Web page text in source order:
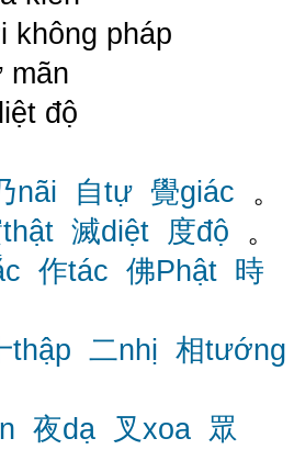
không pháp
mãn
độ
nãi 自tự 覺giác 。
滅diệt 度độ 。
作tác 佛Phật 時
thập 二nhị 相tướng
夜dạ 叉xoa 眾